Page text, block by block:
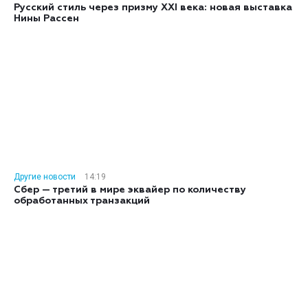
Русский стиль через призму XXI века: новая выставка
Нины Рассен
Другие новости
14:19
Сбер — третий в мире эквайер по количеству
обработанных транзакций